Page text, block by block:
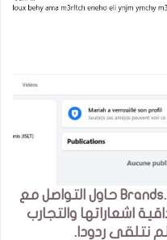
تجدر الاشارة الى ان موقعنا Brands.tn حاول التواصل مع
اشعاراتها والتجارب
نتلقى ردودا.